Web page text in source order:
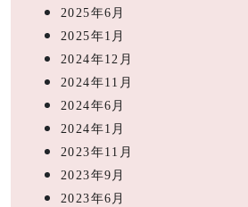
2025年6月
2025年1月
2024年12月
2024年11月
2024年6月
2024年1月
2023年11月
2023年9月
2023年6月